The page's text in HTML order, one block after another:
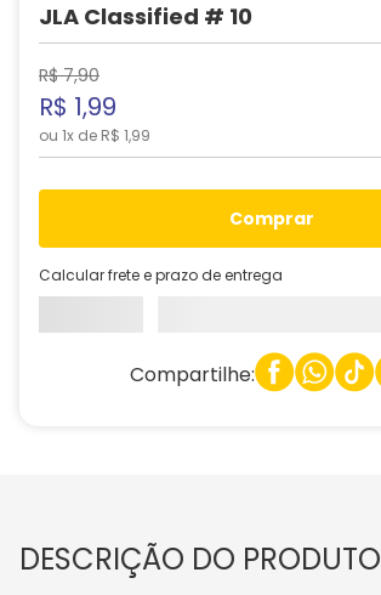
JLA Classified # 10
R$ 7,90
R$ 1,99
ou 1x de R$ 1,99
comprar
Calcular frete e prazo de entrega
Compartilhe:
DESCRIÇÃO DO PRODUTO